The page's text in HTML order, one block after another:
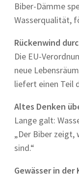
Biber-Dämme
Wasserqualität,
Rückenwind
Die EU-
neue
liefert einen Teil
Altes Denken
Lange galt:
„Der Biber
sind.“
Gewässer in der